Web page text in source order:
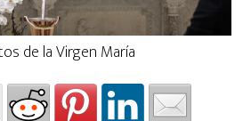
de la Virgen María